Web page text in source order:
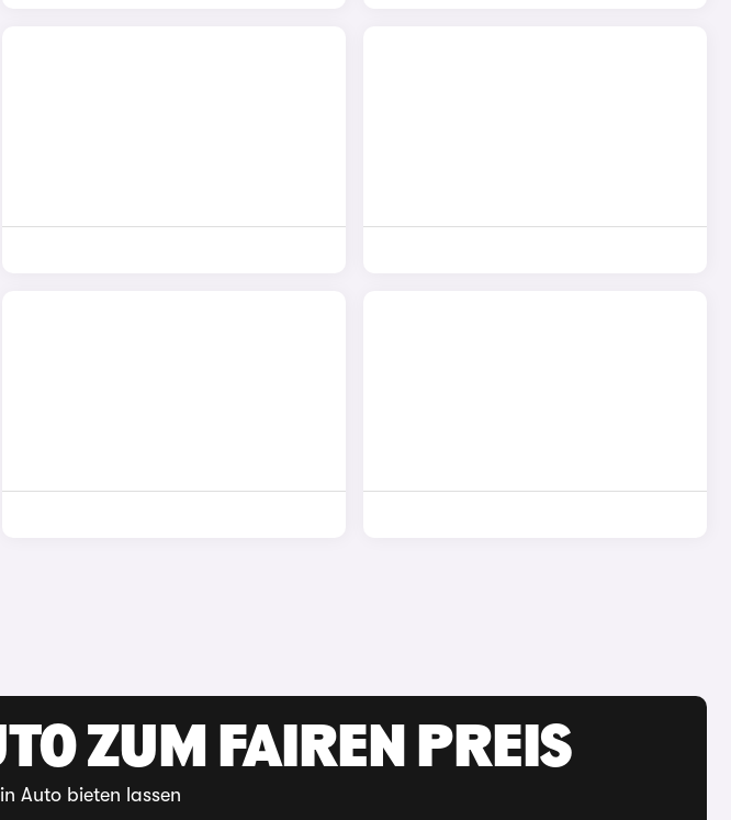
ZUM FAIREN PREIS
Auto bieten lassen